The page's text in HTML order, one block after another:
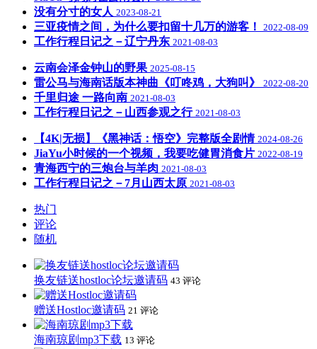
没有分寸的女人 2023-08-21
三亚疫情之间，为什么要扣留十几万的游客！ 2022-08-09
工作行程日记之－辽宁丹东 2021-08-03
云南会泽金钟山的野果 2025-08-15
雷公马与海南话版本神曲《叮咚鸡，大狗叫》 2022-08-20
千里归途 一路向南 2021-08-03
工作行程日记之－山西参观之行 2021-08-03
【4K|无损】《黑神话：悟空》完整版全剧情 2024-08-26
JiaYu小时候的一个视频，我要吃健胃消食片 2022-08-19
青海西宁的三炮台与羊肉 2021-08-03
工作行程日记之－7月山西太原 2021-08-03
热门
评论
随机
换友链送hostloc论坛邀请码 43 评论
赠送Hostloc邀请码 21 评论
海南琼剧mp3下载 13 评论